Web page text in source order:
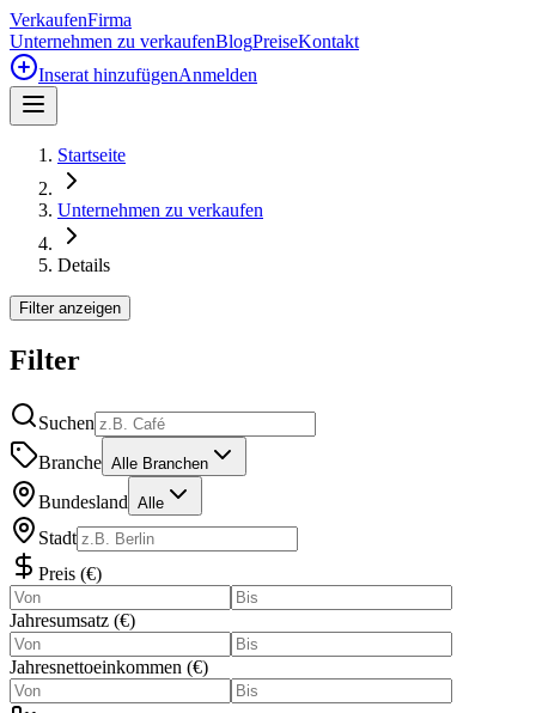
VerkaufenFirma
Unternehmen zu verkaufenBlogPreiseKontakt
Inserat hinzufügenAnmelden
Startseite
Unternehmen zu verkaufen
Details
Filter anzeigen
Filter
Suchen
Branche Alle Branchen
Bundesland Alle
Stadt
Preis (€)
Jahresumsatz (€)
Jahresnettoeinkommen (€)